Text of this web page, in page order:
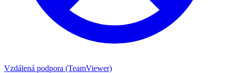
Vzdálená podpora (TeamViewer)